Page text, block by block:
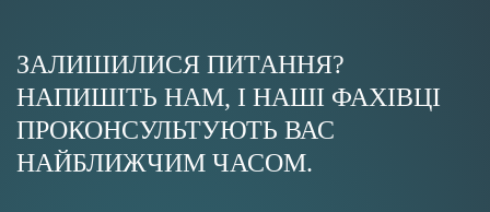
ЗАЛИШИЛИСЯ ПИТАННЯ?
НАПИШІТЬ НАМ, І НАШІ ФАХІВЦІ
ПРОКОНСУЛЬТУЮТЬ ВАС
НАЙБЛИЖЧИМ ЧАСОМ.